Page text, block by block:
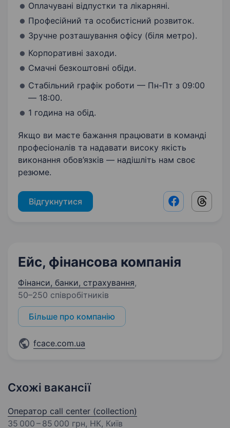
Оплачувані відпустки та лікарняні.
Професійний та особистісний розвиток.
Зручне розташування офісу (біля метро).
Корпоративні заходи.
Смачні безкоштовні обіди.
Стабільний графік роботи — Пн-Пт з 09:00
— 18:00.
1 година на обід.
Якщо ви маєте бажання працювати в команді
професіоналів та надавати високу якість
виконання обов’язків — надішліть нам своє
резюме.
Відгукнутися Facebook
Ейс, фінансова компанія
Фінанси, банки, страхування,
50–250 співробітників
Більше про компанію
fcace.com.ua
Схожі вакансії
Оператор call center (collection)
35 000 – 85 000 грн, НК, Київ